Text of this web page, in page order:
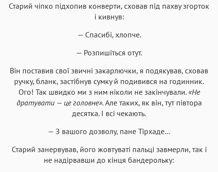
Старий чіпко підхопив конверти, сховав під пахву згорток
і кивнув:
— Спасибі, хлопче.
— Розпишіться отут.
Він поставив свої звичні закарлючки, я подякував, сховав
ручку, бланк, застібнув сумку й подивився на годинник.
Ого! Так швидко ми з ним ніколи не закінчували.«Не
дратувати — це головне».Але таких, як він, тут півтора
десятка. І всі чекають.
— З вашого дозволу, пане Тірхаде…
Старий занервував, його жовтуваті пальці завмерли, так і
не надірвавши до кінця бандерольку: